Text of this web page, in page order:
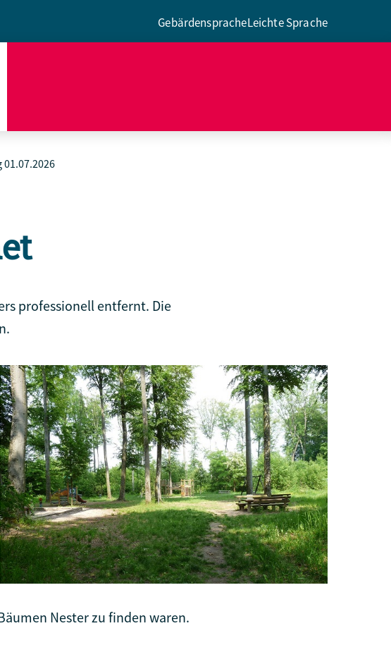
GebärdenspracheLeichte Sprache
professionell entfernt. Die
Nester zu finden waren.